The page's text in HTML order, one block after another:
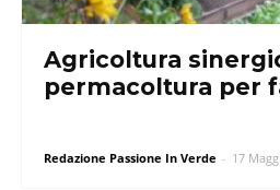
Agricoltura
permacoltura per
Redazione Passione In Verde - 17